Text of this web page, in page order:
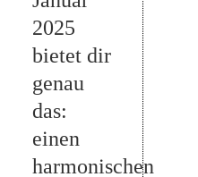
2025
bietet dir
genau
das:
einen
harmonischen